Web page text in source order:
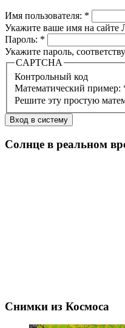
Имя пользователя: *
Укажите ваше имя на сайте
Пароль: *
Укажите пароль,
CAPTCHA
Контрольный код
Математический пример:
Решите эту простую
Солнце в реальном
Снимки из Космоса